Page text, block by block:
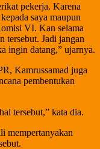
pekerja. Karena
saya maupun
VI. Kan selama
tersebut. Jadi jangan
ingin datang,” ujarnya.
Kamrussamad juga
pembentukan
tersebut,” kata dia.
mempertanyakan